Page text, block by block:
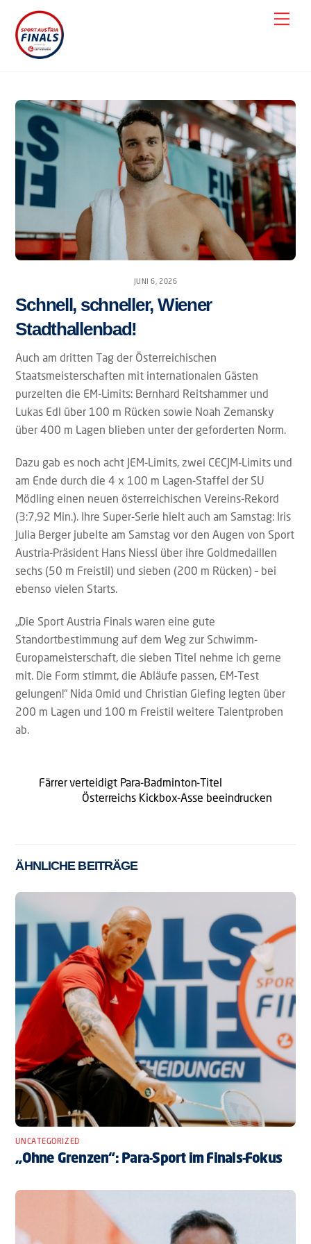
content
JUNI 6, 2026
Schnell, schneller, Wiener
Stadthallenbad!
Auch am dritten Tag der Österreichischen
Staatsmeisterschaften mit internationalen Gästen
purzelten die EM-Limits: Bernhard Reitshammer und
Lukas Edl über 100 m Rücken sowie Noah Zemansky
über 400 m Lagen blieben unter der geforderten Norm.
Dazu gab es noch acht JEM-Limits, zwei CECJM-Limits und
am Ende durch die 4 x 100 m Lagen-Staffel der SU
Mödling einen neuen österreichischen Vereins-Rekord
(3:7,92 Min.). Ihre Super-Serie hielt auch am Samstag: Iris
Julia Berger jubelte am Samstag vor den Augen von Sport
Austria-Präsident Hans Niessl über ihre Goldmedaillen
sechs (50 m Freistil) und sieben (200 m Rücken) – bei
ebenso vielen Starts.
„Die Sport Austria Finals waren eine gute
Standortbestimmung auf dem Weg zur Schwimm-
Europameisterschaft, die sieben Titel nehme ich gerne
mit. Die Form stimmt, die Abläufe passen, EM-Test
gelungen!“ Nida Omid und Christian Giefing legten über
200 m Lagen und 100 m Freistil weitere Talentproben
ab.
Färrer verteidigt Para-Badminton-Titel
Österreichs Kickbox-Asse beeindrucken
ÄHNLICHE BEITRÄGE
UNCATEGORIZED
„Ohne Grenzen“: Para-Sport im Finals-Fokus